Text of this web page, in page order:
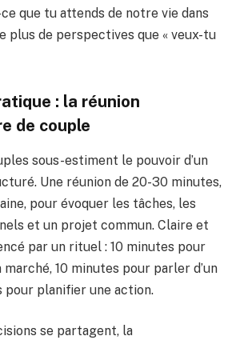
ce que tu attends de notre vie dans
plus de perspectives que « veux-tu
: la réunion
de couple
sous-estiment le pouvoir d’un
Une réunion de 20-30 minutes,
pour évoquer les tâches, les
et un projet commun. Claire et
par un rituel : 10 minutes pour
10 minutes pour parler d’un
pour planifier une action.
se partagent, la